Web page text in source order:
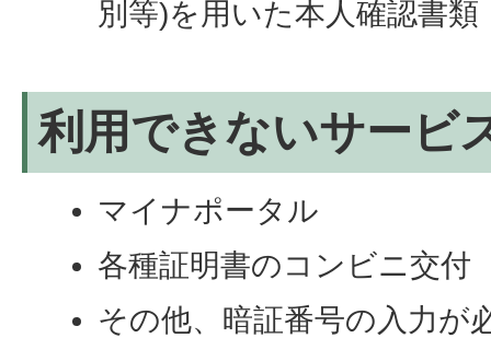
別等)を用いた本人確認書類
利用できないサービ
マイナポータル
各種証明書のコンビニ交付
その他、暗証番号の入力が